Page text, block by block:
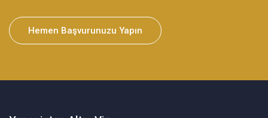
Hemen Başvurunuzu Yapın